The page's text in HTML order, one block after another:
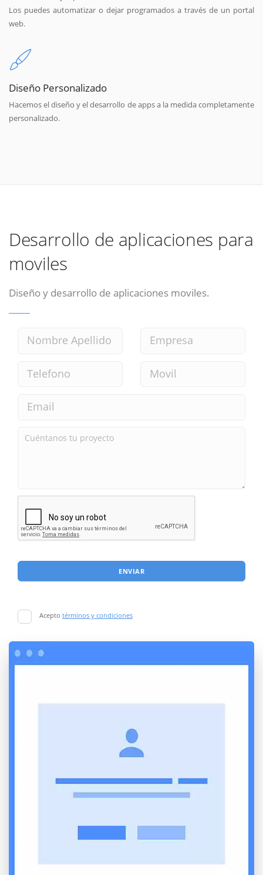
Los puedes automatizar o dejar programados a través de un portal
web.
Diseño Personalizado
Hacemos el diseño y el desarrollo de apps a la medida completamente
personalizado.
Desarrollo de aplicaciones para
moviles
Diseño y desarrollo de aplicaciones moviles.
ENVIAR
Acepto términos y condiciones